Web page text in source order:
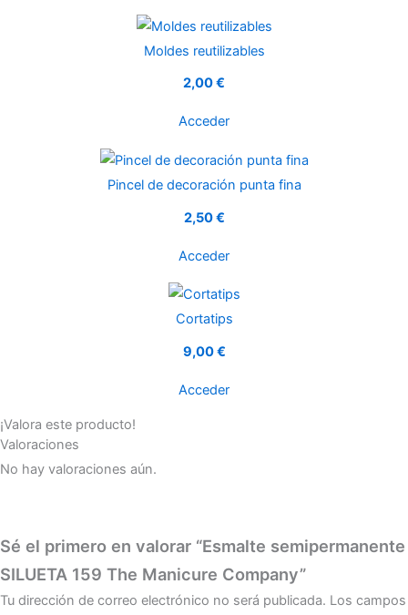
Moldes reutilizables
2,00 €
Acceder
Pincel de decoración punta fina
2,50 €
Acceder
Cortatips
9,00 €
Acceder
¡Valora este producto!
Valoraciones
No hay valoraciones aún.
Sé el primero en valorar “Esmalte semipermanente
SILUETA 159 The Manicure Company”
Tu dirección de correo electrónico no será publicada. Los campos